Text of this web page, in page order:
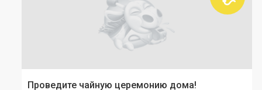
Проведите чайную церемонию дома!